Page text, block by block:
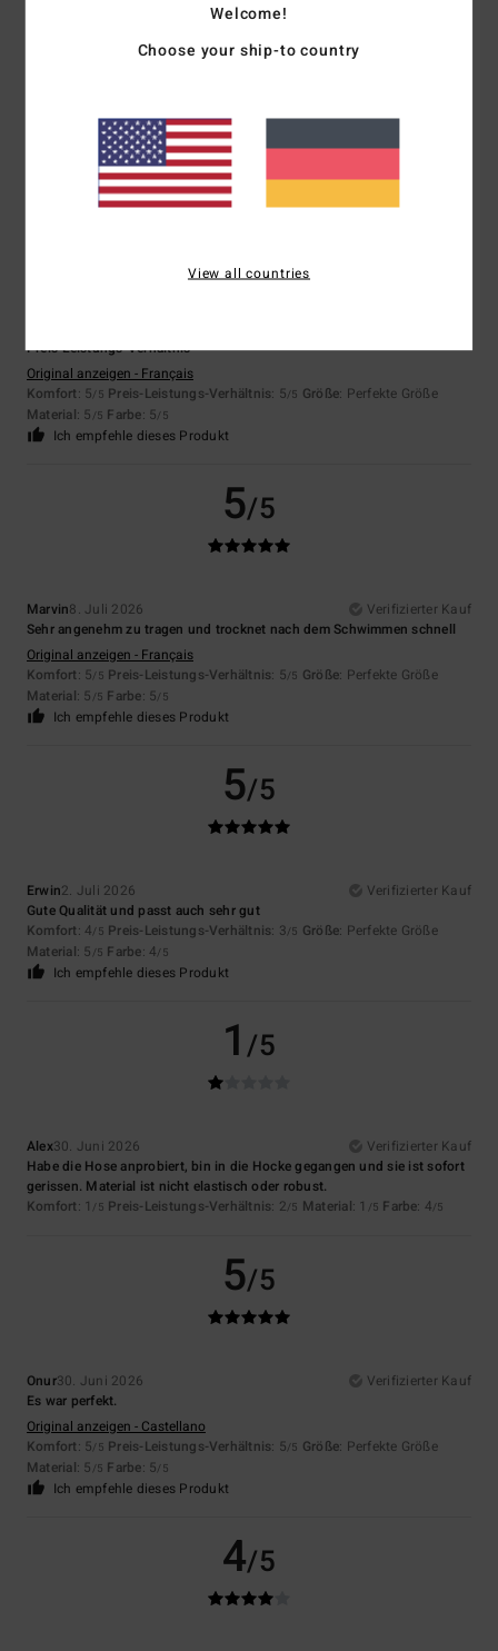
/5 Farbe: 5/5
Ich empfehle dieses Produkt
5
Preis-Leistungs-Verhältnis
Original anzeigen - Français
Komfort: 5/5 Preis-Leistungs-Verhältnis: 5/5 Größe: Perfekte Größe
Material: 5 /5 Farbe: 5/5
Ich empfehle dieses Produkt
5/5
Marvin8. Juli 2026
Verifizierter Kauf
Sehr angenehm zu tragen und trocknet nach dem Schwimmen schnell
Original anzeigen - Français
Komfort: 5/5 Preis-Leistungs-Verhältnis: 5/5 Größe: Perfekte Größe
Material: 5 /5 Farbe: 5/5
Ich empfehle dieses Produkt
5/5
Erwin2. Juli 2026
Verifizierter Kauf
Gute Qualität und passt auch sehr gut
Komfort: 4/5 Preis-Leistungs-Verhältnis: 3/5 Größe: Perfekte Größe
Material: 5 /5 Farbe: 4/5
Ich empfehle dieses Produkt
1/5
Alex30. Juni 2026
Verifizierter Kauf
Habe die Hose anprobiert, bin in die Hocke gegangen und sie ist sofort
gerissen. Material ist nicht elastisch oder robust.
Komfort: 1 /5 Preis-Leistungs-Verhältnis: 2/5 Material: 1 /5 Farbe: 4/5
5/5
Onur30. Juni 2026
Verifizierter Kauf
Es war perfekt.
Original anzeigen - Castellano
Komfort: 5/5 Preis-Leistungs-Verhältnis: 5/5 Größe: Perfekte Größe
Material: 5 /5 Farbe: 5/5
Ich empfehle dieses Produkt
4/5
Welcome!
Choose your ship-to country
View all countries